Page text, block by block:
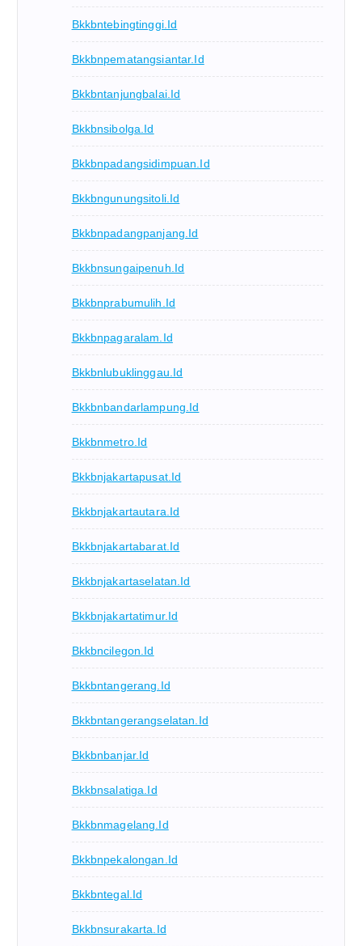
Bkkbntebingtinggi.id
Bkkbnpematangsiantar.id
Bkkbntanjungbalai.id
Bkkbnsibolga.id
Bkkbnpadangsidimpuan.id
Bkkbngunungsitoli.id
Bkkbnpadangpanjang.id
Bkkbnsungaipenuh.id
Bkkbnprabumulih.id
Bkkbnpagaralam.id
Bkkbnlubuklinggau.id
Bkkbnbandarlampung.id
Bkkbnmetro.id
Bkkbnjakartapusat.id
Bkkbnjakartautara.id
Bkkbnjakartabarat.id
Bkkbnjakartaselatan.id
Bkkbnjakartatimur.id
Bkkbncilegon.id
Bkkbntangerang.id
Bkkbntangerangselatan.id
Bkkbnbanjar.id
Bkkbnsalatiga.id
Bkkbnmagelang.id
Bkkbnpekalongan.id
Bkkbntegal.id
Bkkbnsurakarta.id